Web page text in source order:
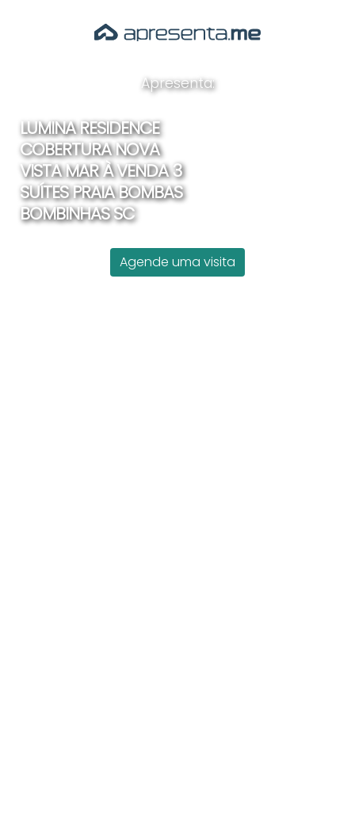
Apresenta:
LUMINA RESIDENCE
COBERTURA NOVA
VISTA MAR À VENDA 3
SUÍTES PRAIA BOMBAS
BOMBINHAS SC
Agende uma visita